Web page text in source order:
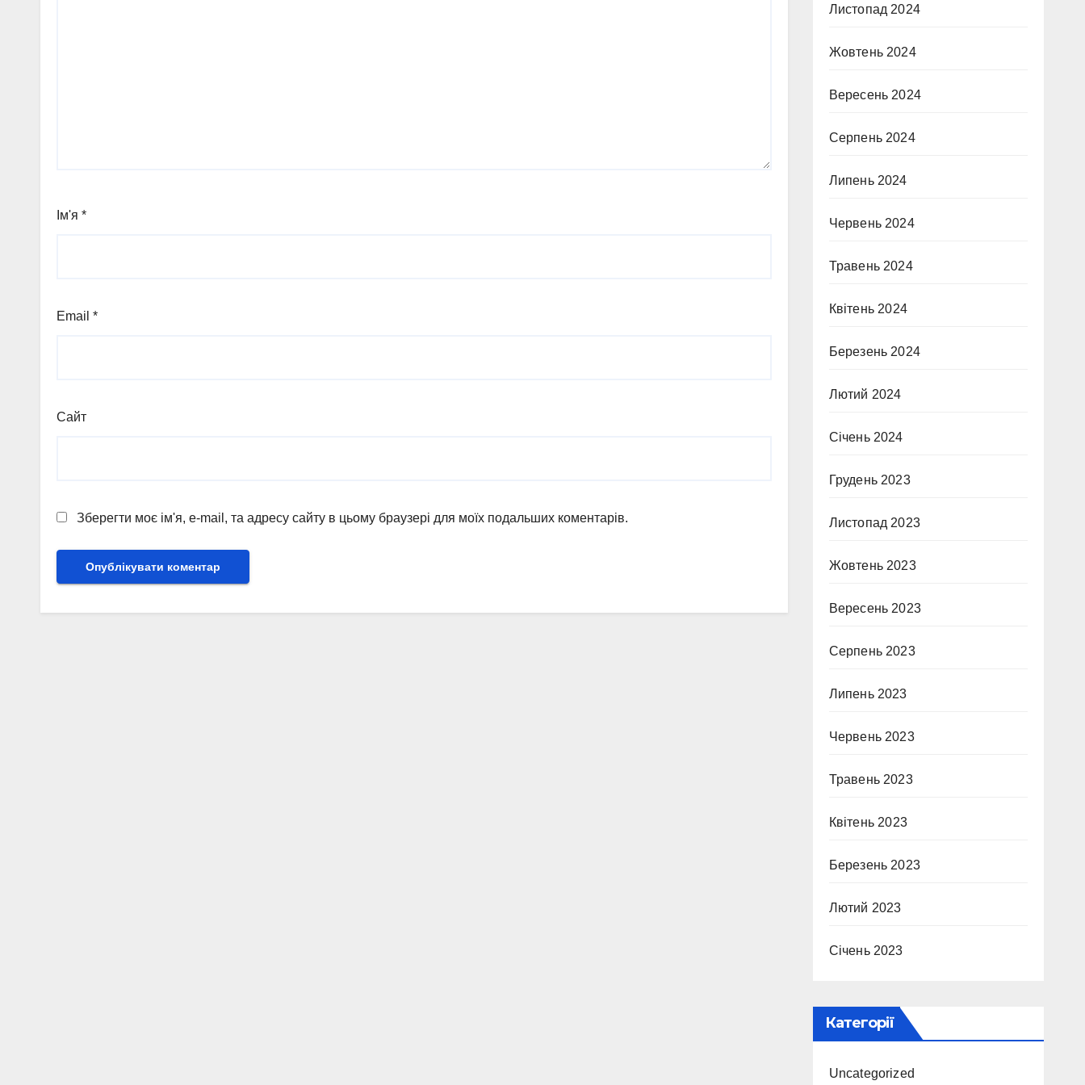
Ім'я *
Email *
Сайт
Зберегти моє ім'я, e-mail, та адресу сайту в цьому браузері для моїх подальших коментарів.
Листопад 2024
Жовтень 2024
Вересень 2024
Серпень 2024
Липень 2024
Червень 2024
Травень 2024
Квітень 2024
Березень 2024
Лютий 2024
Січень 2024
Грудень 2023
Листопад 2023
Жовтень 2023
Вересень 2023
Серпень 2023
Липень 2023
Червень 2023
Травень 2023
Квітень 2023
Березень 2023
Лютий 2023
Січень 2023
Категорії
Uncategorized